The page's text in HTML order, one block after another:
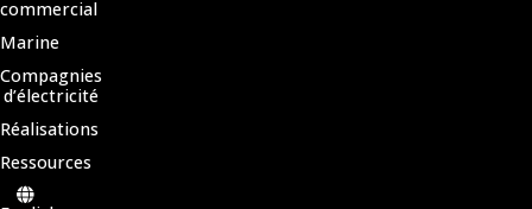
commercial
Marine
Compagnies
d’électricité
Réalisations
Ressources